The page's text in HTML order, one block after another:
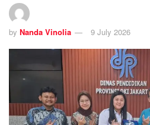
by Nanda Vinolia 9 July 2026